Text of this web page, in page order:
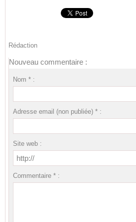
Rédaction
Nouveau commentaire :
Nom * :
Adresse email (non publiée) * :
Site web :
Commentaire * :